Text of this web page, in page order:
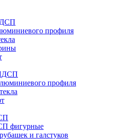
профиля
профиля
фигурные
и галстуков